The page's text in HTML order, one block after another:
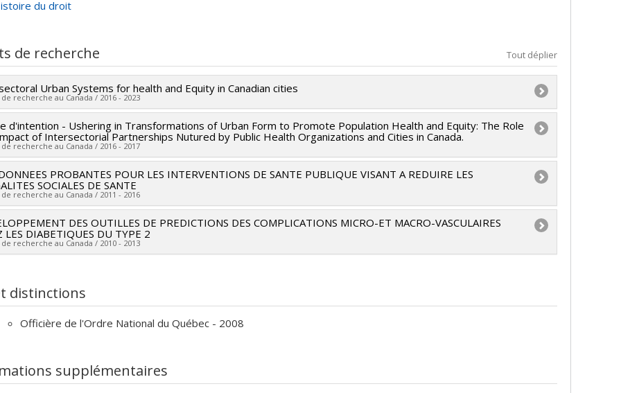
, Paris, L’Harmattan, 2014.
du droit
de recherche Tout déplier
Urban Systems for health and Equity in Canadian cities
recherche au Canada / 2016 - 2023
principal : Lise Gauvin
: Louise Potvin,Marie-France Raynault , Angèle Bilodeau,Mélanie Henderson, Michèle Stanton-Jean
Lévesque,Tracie Ann Barnett,Nazeem MUHAJARINE,Daniel Fuller,Meghan Winters,Isabelle Laurin,Patrick
,Rachel Engler-Stringer,Éric Robitaille,Jat Sandhu,Nazmi Sari,Michael Schwandt
de financement :IRSC/Instituts de recherche en santé du Canada
de subvention :PVXXXXXX-Subvention d'équipe
d'intention - Ushering in Transformations of Urban Form to Promote Population Health and Equity: The Role
of Intersectorial Partnerships Nutured by Public Health Organizations and Cities in Canada.
recherche au Canada / 2016 - 2017
principal : Lise Gauvin
: Louise Potvin,Marie-France Raynault
Jean,Marie-Soleil Cloutier,Tracie Ann Barnett
de financement :IRSC/Instituts de recherche en santé du Canada
de subvention :
PROBANTES POUR LES INTERVENTIONS DE SANTE PUBLIQUE VISANT A REDUIRE LES
SOCIALES DE SANTE
recherche au Canada / 2011 - 2016
principal : Louise Potvin
: Alain Noël,Deena White
Yan Kestens,Audrey Smargiassi,Isabelle Laurin,Patrick Morency,Geetanjali Datta,Sherri Lynn Bisset,
de financement :
de subvention :PVXXXXXX-(ROH) Subvention de fonctionnement: subventions programmatiques pour
et l'équité en santé
DES OUTILLES DE PREDICTIONS DES COMPLICATIONS MICRO-ET MACRO-VASCULAIRES
LES DIABETIQUES DU TYPE 2
recherche au Canada / 2010 - 2013
: Johanne Tremblay
de financement :Génome Québec
de subvention :
distinctions
Officière de l'Ordre National du Québec - 2008
supplémentaires